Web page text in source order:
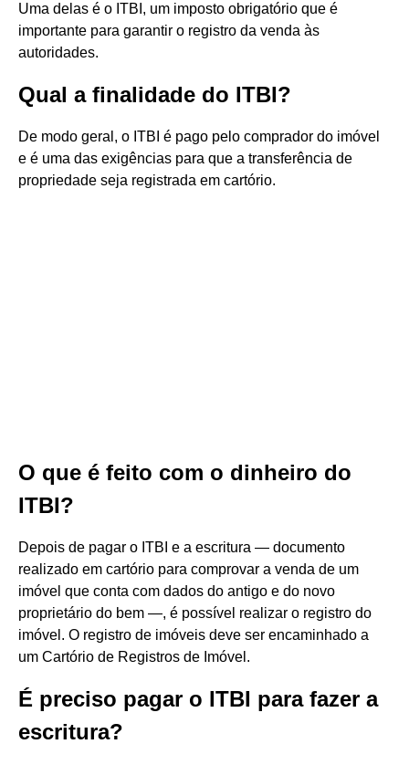
Uma delas é o ITBI, um imposto obrigatório que é
importante para garantir o registro da venda às
autoridades.
Qual a finalidade do ITBI?
De modo geral, o ITBI é pago pelo comprador do imóvel
e é uma das exigências para que a transferência de
propriedade seja registrada em cartório.
O que é feito com o dinheiro do
ITBI?
Depois de pagar o ITBI e a escritura — documento
realizado em cartório para comprovar a venda de um
imóvel que conta com dados do antigo e do novo
proprietário do bem —, é possível realizar o registro do
imóvel. O registro de imóveis deve ser encaminhado a
um Cartório de Registros de Imóvel.
É preciso pagar o ITBI para fazer a
escritura?